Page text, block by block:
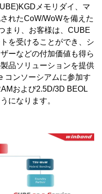
メモリダイ、マ
れたCoW/WoWを備えた
まり、お客様は、CUBE
を受けることができ、シ
ーなどの付加価値も得ら
品ソリューションを提供
コンソーシアムに参加す
および2.5D/3D BEOL
になります。